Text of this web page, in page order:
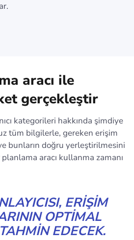
aracı ile
gerçekleştir
kategorileri hakkında şimdiye
tüm bilgilerle, gereken erişim
ve bunların doğru yerleştirilmesini
aracı kullanma zamanı
ERIŞIM
OPTIMAL
EDECEK.